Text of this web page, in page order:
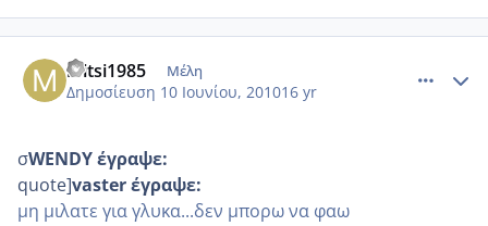
mitsi1985 Μέλη
Δημοσίευση 10 Ιουνίου, 201016 yr
σWENDY έγραψε:
quote]vaster έγραψε:
μη μιλατε για γλυκα...δεν μπορω να φαω